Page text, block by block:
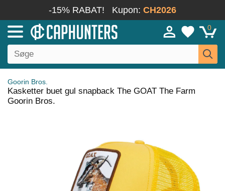
-15% RABAT! Kupon: CH2026
0
Goorin Bros.
Kasketter buet gul snapback The GOAT The Farm
Goorin Bros.